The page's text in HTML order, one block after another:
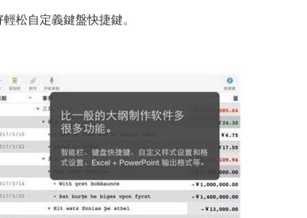
松自定義鍵盤快捷鍵。